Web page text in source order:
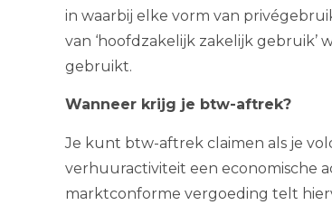
in waarbij elke vorm van
van ‘hoofdzakelijk zakelijk
gebruikt.
Wanneer krijg je btw-aftrek?
Je kunt btw-aftrek claimen als je
verhuuractiviteit een economische
marktconforme vergoeding telt